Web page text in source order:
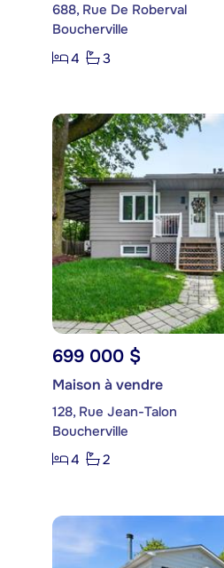
688, Rue De Roberval
Boucherville
4
3
699 000 $
Maison à vendre
128, Rue Jean-Talon
Boucherville
4
2